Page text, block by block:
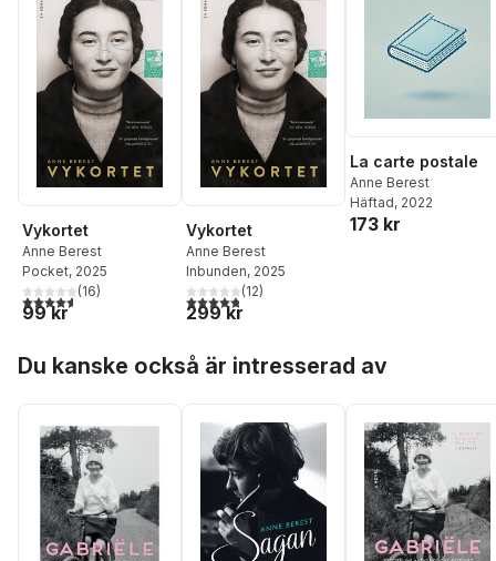
Vykortet
Anne Berest
Pocket, 2025
4,6utav 5 stjärnor. Totalt antal röster:
(16)
99 kr
Vykortet
Anne Berest
Inbunden, 2025
4,8utav 5 stjärnor. Totalt antal röster:
(12)
299 kr
La carte postale
Anne Berest
Häftad, 2022
173 kr
Du kanske också är intresserad av